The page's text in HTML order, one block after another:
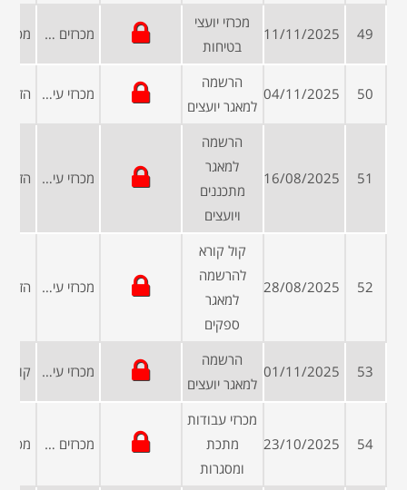
49
11/11/2025
מכרזי יועצי
בטיחות
מכרזים פומביים
50
04/11/2025
הרשמה
למאגר יועצים
מכרזי עיריות ומועצות
51
16/08/2025
הרשמה
למאגר
מתכננים
ויועצים
מכרזי עיריות ומועצות
52
28/08/2025
קול קורא
להרשמה
למאגר
ספקים
מכרזי עיריות ומועצות
53
01/11/2025
הרשמה
למאגר יועצים
מכרזי עיריות ומועצות
54
23/10/2025
מכרזי עבודות
מתכת
ומסגרות
מכרזים פומביים